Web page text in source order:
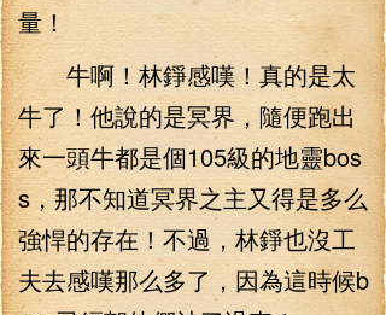
量！
牛啊！林錚感嘆！真的是太
牛了！他說的是冥界，隨便跑出
來一頭牛都是個105級的地靈bos
s，那不知道冥界之主又得是多么
強悍的存在！不過，林錚也沒工
夫去感嘆那么多了，因為這時候b